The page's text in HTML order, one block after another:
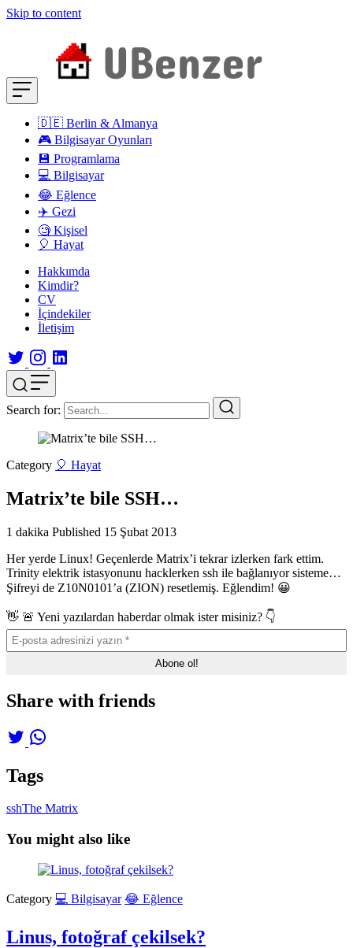
Skip to content
🇩🇪 Berlin & Almanya
🎮 Bilgisayar Oyunları
💾 Programlama
💻 Bilgisayar
😂 Eğlence
✈️ Gezi
🧐 Kişisel
🎈 Hayat
Hakkımda
Kimdir?
CV
İçindekiler
İletişim
Search for:
Category 🎈 Hayat
Matrix’te bile SSH…
1 dakika Published 15 Şubat 2013
Her yerde Linux! Geçenlerde Matrix’i tekrar izlerken fark ettim.
Trinity elektrik istasyonunu hacklerken ssh ile bağlanıyor sisteme…
Şifreyi de Z10N0101’a (ZION) resetlemiş. Eğlendim! 😀
👋 🚨 Yeni yazılardan haberdar olmak ister misiniz? 👇
Share with friends
Tags
sshThe Matrix
You might also like
Category 💻 Bilgisayar 😂 Eğlence
Linus, fotoğraf çekilsek?